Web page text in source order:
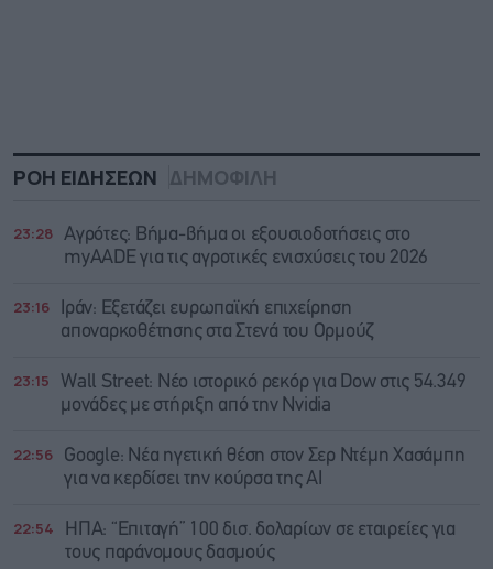
ΡΟΗ ΕΙΔΗΣΕΩΝ ΔΗΜΟΦΙΛΗ
23:28 Αγρότες: Βήμα-βήμα οι εξουσιοδοτήσεις στο
myAADE για τις αγροτικές ενισχύσεις του 2026
23:16
Ιράν: Eξετάζει ευρωπαϊκή επιχείρηση
αποναρκοθέτησης στα Στενά του Ορμούζ
23:15
Wall Street: Νέο ιστορικό ρεκόρ για Dow στις 54.349
μονάδες με στήριξη από την Nvidia
22:56
Google: Νέα ηγετική θέση στον Σερ Ντέμη Χασάμπη
για να κερδίσει την κούρσα της ΑΙ
22:54
ΗΠΑ: “Επιταγή” 100 δισ. δολαρίων σε εταιρείες για
τους παράνομους δασμούς